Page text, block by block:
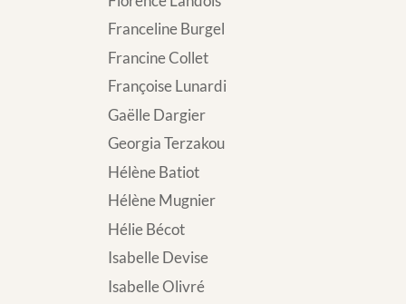
Franceline Burgel
Francine Collet
Françoise Lunardi
Gaëlle Dargier
Georgia Terzakou
Hélène Batiot
Hélène Mugnier
Hélie Bécot
Isabelle Devise
Isabelle Olivré